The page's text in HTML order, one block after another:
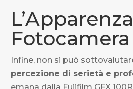
Fotocamera
Infine, non si può
percezione di serietà e
emana dalla Fujifilm GFX